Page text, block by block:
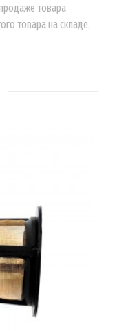
товара
товара на складе.